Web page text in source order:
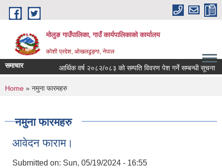
Skip to main content
मोलुङ गाउँपालिका, गाउँ कार्यपालिकाको कार्यालय
कोशी प्रदेश, ओखलढुङ्गा, नेपाल
समाचार आर्थिक वर्ष २०८२/०८३ को सम्पति विवरण पेश गर्ने सम्बन्धी सूचना
You are here
Home » नमुना फारमहरु
नमुना फारमहरु
आवेदन फाराम।
Submitted on: Sun, 05/19/2024 - 16:55